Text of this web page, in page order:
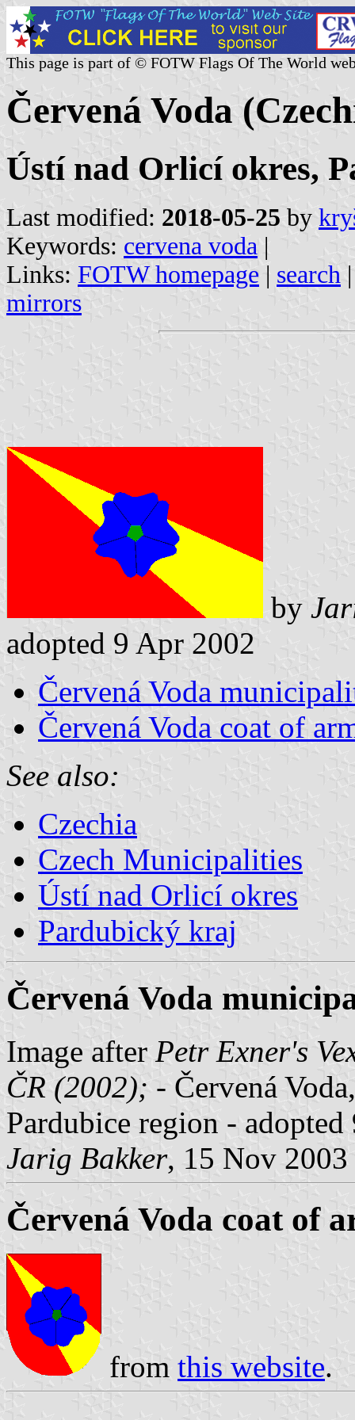
This page is part of © FOTW Flags Of The World
Červená Voda
Ústí nad Orlicí okres,
Last modified: 2018-05-25 by
Keywords: cervena voda |
Links: FOTW homepage | search
mirrors
by
adopted 9 Apr 2002
Červená Voda
Červená Voda coat of
See also:
Czechia
Czech Municipalities
Ústí nad Orlicí okres
Pardubický kraj
Červená Voda
Image after Petr Exner's
ČR (2002); - Červená
Pardubice region -
Jarig Bakker, 15 Nov 2003
Červená Voda coat of
from this website.